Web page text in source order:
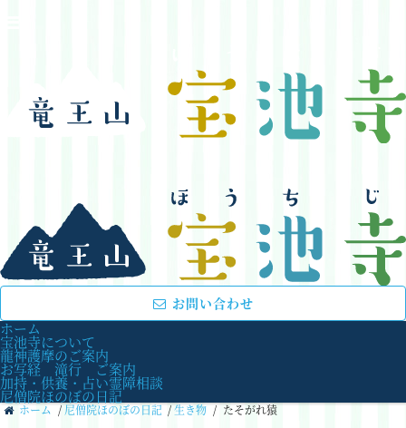
お問い合わせ
ホーム
宝池寺について
龍神護摩のご案内
お写経 滝行 ご案内
加持・供養・占い霊障相談
尼僧院ほのぼの日記
ホーム / 尼僧院ほのぼの日記 /生き物 / たそがれ猿